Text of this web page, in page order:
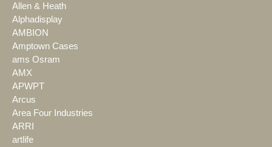
Allen & Heath
Alphadisplay
AMBION
Amptown Cases
ams Osram
AMX
APWPT
Arcus
Area Four Industries
ARRI
artlife